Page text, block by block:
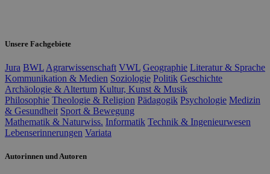
Unsere Fachgebiete
Jura BWL Agrarwissenschaft VWL Geographie Literatur & Sprache
Kommunikation & Medien Soziologie Politik Geschichte
Archäologie & Altertum Kultur, Kunst & Musik
Philosophie Theologie & Religion Pädagogik Psychologie Medizin
& Gesundheit Sport & Bewegung
Mathematik & Naturwiss. Informatik Technik & Ingenieurwesen
Lebenserinnerungen Variata
Autorinnen und Autoren